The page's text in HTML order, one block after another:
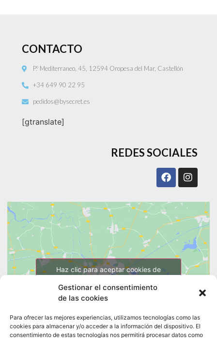
Gestionar el consentimiento
de las cookies
Para ofrecer las mejores experiencias, utilizamos tecnologías como las
cookies para almacenar y/o acceder a la información del dispositivo. El
consentimiento de estas tecnologías nos permitirá procesar datos como
CONTACTO
P.º Mediterraneo, 45, 12594 Oropesa del Mar, Castellón
+34 649 90 22 95
pedidos@bysecret.es
[gtranslate]
REDES SOCIALES
Haz clic para aceptar cookies de